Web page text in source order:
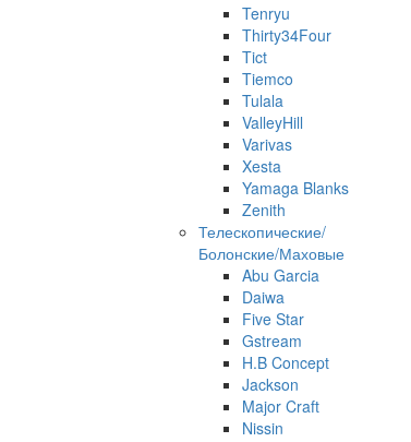
Tenryu
Thirty34Four
Tict
Tiemco
Tulala
ValleyHill
Varivas
Xesta
Yamaga Blanks
Zenith
Телескопические/
Болонские/Маховые
Abu Garcia
Daiwa
Five Star
Gstream
H.B Concept
Jackson
Major Craft
Nissin